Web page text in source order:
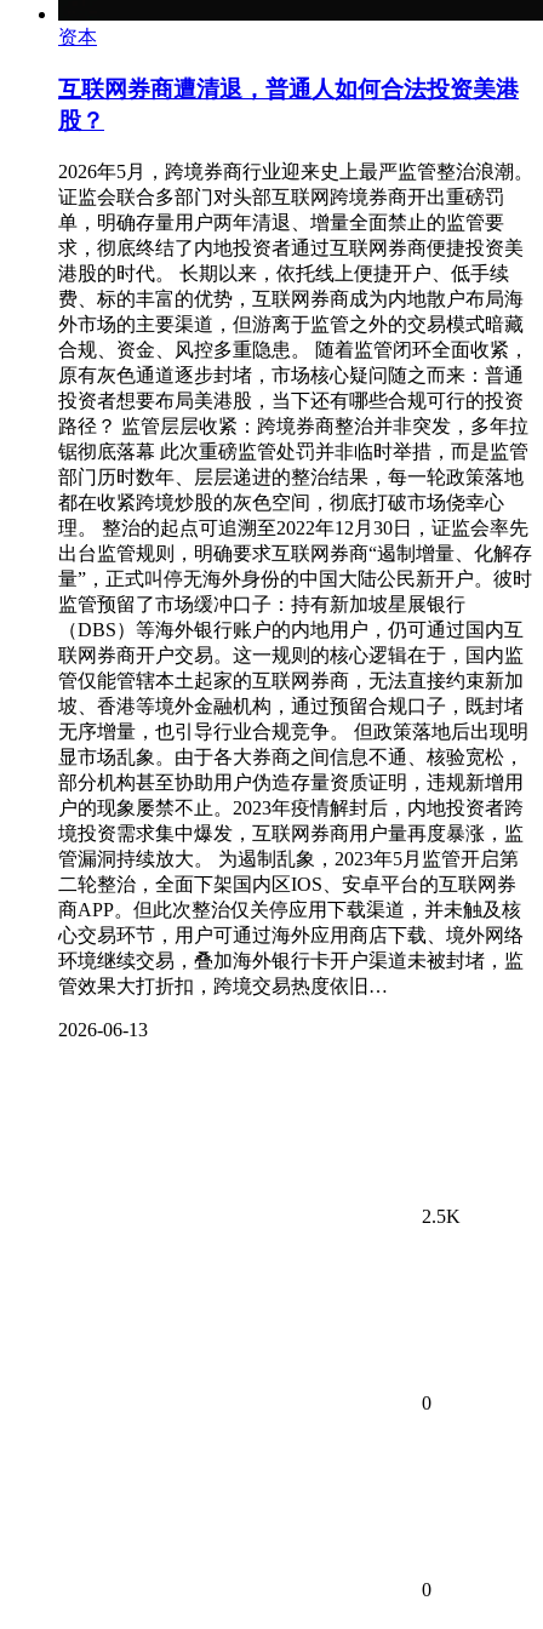
资本
互联网券商遭清退，普通人如何合法投资美港
股？
2026年5月，跨境券商行业迎来史上最严监管整治浪潮。
证监会联合多部门对头部互联网跨境券商开出重磅罚
单，明确存量用户两年清退、增量全面禁止的监管要
求，彻底终结了内地投资者通过互联网券商便捷投资美
港股的时代。 长期以来，依托线上便捷开户、低手续
费、标的丰富的优势，互联网券商成为内地散户布局海
外市场的主要渠道，但游离于监管之外的交易模式暗藏
合规、资金、风控多重隐患。 随着监管闭环全面收紧，
原有灰色通道逐步封堵，市场核心疑问随之而来：普通
投资者想要布局美港股，当下还有哪些合规可行的投资
路径？ 监管层层收紧：跨境券商整治并非突发，多年拉
锯彻底落幕 此次重磅监管处罚并非临时举措，而是监管
部门历时数年、层层递进的整治结果，每一轮政策落地
都在收紧跨境炒股的灰色空间，彻底打破市场侥幸心
理。 整治的起点可追溯至2022年12月30日，证监会率先
出台监管规则，明确要求互联网券商“遏制增量、化解存
量”，正式叫停无海外身份的中国大陆公民新开户。彼时
监管预留了市场缓冲口子：持有新加坡星展银行
（DBS）等海外银行账户的内地用户，仍可通过国内互
联网券商开户交易。这一规则的核心逻辑在于，国内监
管仅能管辖本土起家的互联网券商，无法直接约束新加
坡、香港等境外金融机构，通过预留合规口子，既封堵
无序增量，也引导行业合规竞争。 但政策落地后出现明
显市场乱象。由于各大券商之间信息不通、核验宽松，
部分机构甚至协助用户伪造存量资质证明，违规新增用
户的现象屡禁不止。2023年疫情解封后，内地投资者跨
境投资需求集中爆发，互联网券商用户量再度暴涨，监
管漏洞持续放大。 为遏制乱象，2023年5月监管开启第
二轮整治，全面下架国内区IOS、安卓平台的互联网券
商APP。但此次整治仅关停应用下载渠道，并未触及核
心交易环节，用户可通过海外应用商店下载、境外网络
环境继续交易，叠加海外银行卡开户渠道未被封堵，监
管效果大打折扣，跨境交易热度依旧…
2026-06-13
2.5K
0
0